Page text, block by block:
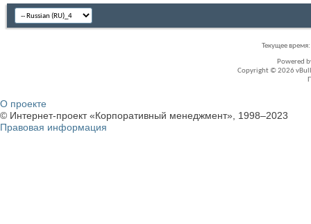
Текущее время:
Powered
Copyright © 2026
О проекте
© Интернет-проект «Корпоративный менеджмент», 1998–2023
Правовая информация